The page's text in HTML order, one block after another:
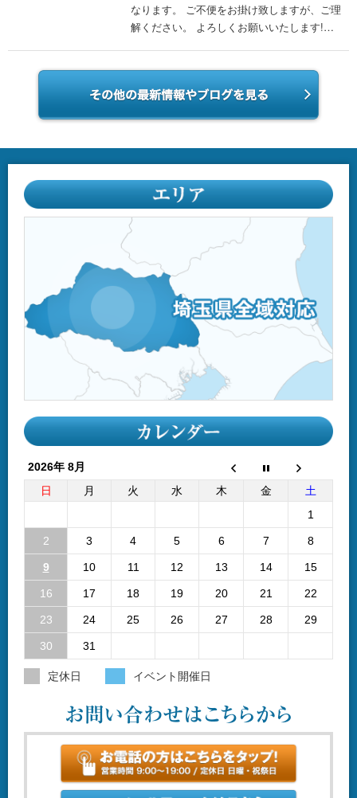
なります。 ご不便をお掛け致しますが、ご理
解ください。 よろしくお願いいたします!…
2026年 8月
日
月 火 水 木 金
土
1
2 3 4 5 6 7 8
9 10 11 12 13 14 15
16 17 18 19 20 21 22
23 24 25 26 27 28 29
30 31
定休日 イベント開催日